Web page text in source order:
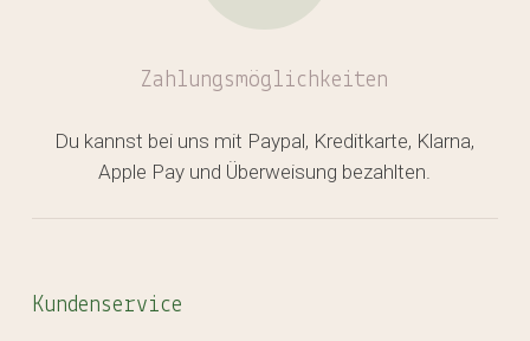
Zahlungsmöglichkeiten
Du kannst bei uns mit Paypal, Kreditkarte, Klarna,
Apple Pay und Überweisung bezahlten.
Kundenservice